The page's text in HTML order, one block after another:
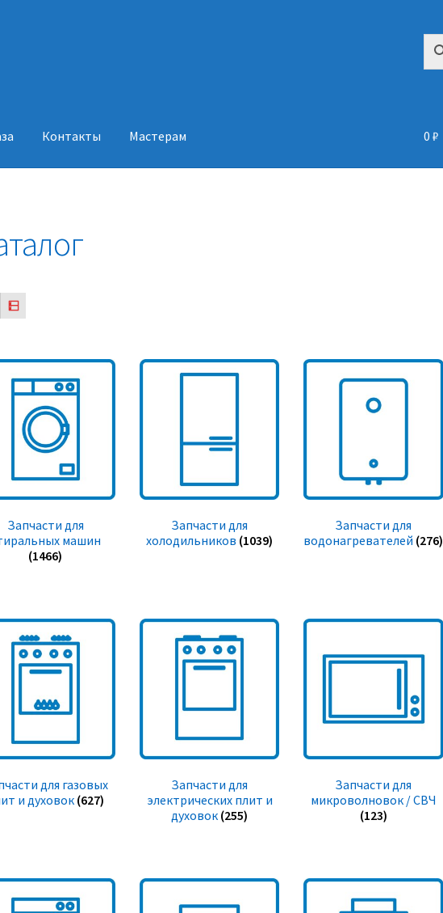
Контакты Мастерам 0 ₽
Запчасти для
машин
(1466)
Запчасти для
холодильников (1039)
Запчасти для
водонагревателей (276)
для газовых
и духовок (627)
Запчасти для
электрических плит и
духовок (255)
Запчасти для
микроволновок / СВЧ
(123)